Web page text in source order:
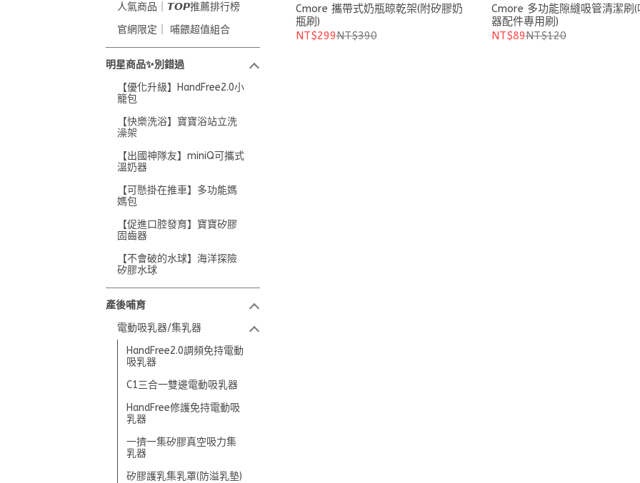
人氣商品｜𝙏𝙊𝙋推薦排行榜
官網限定｜ 哺餵超值組合
明星商品✨別錯過
【優化升級】HandFree2.0小
籠包
【快樂洗浴】寶寶浴站立洗
澡架
【出國神隊友】miniQ可攜式
溫奶器
【可懸掛在推車】多功能媽
媽包
【促進口腔發育】寶寶矽膠
固齒器
【不會破的水球】海洋探險
矽膠水球
產後哺育
電動吸乳器/集乳器
HandFree2.0調頻免持電動
吸乳器
C1三合一雙邊電動吸乳器
HandFree修護免持電動吸
乳器
一擠一集矽膠真空吸力集
乳器
矽膠護乳集乳罩(防溢乳墊)
Cmore 攜帶式奶瓶晾乾架(附矽膠奶
瓶刷)
NT$299NT$390
Cmore 多功能隙縫吸管清潔刷(
器配件專用刷)
NT$89NT$120